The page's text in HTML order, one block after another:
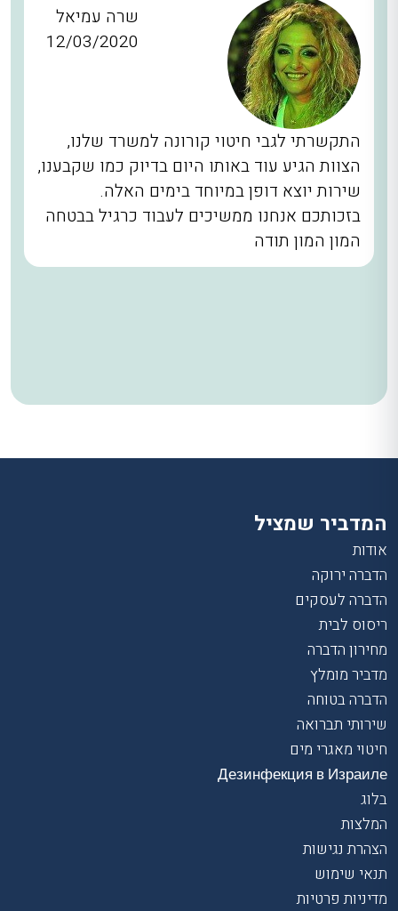
שרה עמיאל
12/03/2020
התקשרתי לגבי חיטוי קורונה למשרד שלנו,
הצוות הגיע עוד באותו היום בדיוק כמו שקבענו,
שירות יוצא דופן במיוחד בימים האלה.
בזכותכם אנחנו ממשיכים לעבוד כרגיל בבטחה
המון המון תודה
המדביר שמציל
אודות
הדברה ירוקה
הדברה לעסקים
ריסוס לבית
מחירון הדברה
מדביר מומלץ
הדברה בטוחה
שירותי תברואה
חיטוי מאגרי מים
Дезинфекция в Израиле
בלוג
המלצות
הצהרת נגישות
תנאי שימוש
מדיניות פרטיות